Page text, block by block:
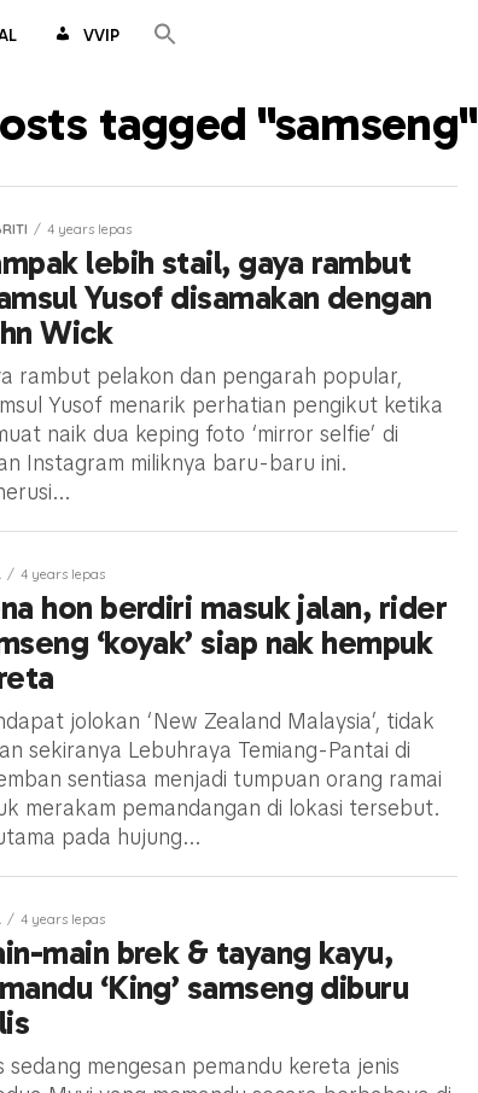
VVIP
tagged "samseng"
4 years lepas
lebih stail, gaya rambut
Yusof disamakan dengan
Wick
rambut pelakon dan pengarah popular,
Yusof menarik perhatian pengikut ketika
naik dua keping foto ‘mirror selfie’ di
Instagram miliknya baru-baru ini.
4 years lepas
hon berdiri masuk jalan, rider
‘koyak’ siap nak hempuk
jolokan ‘New Zealand Malaysia’, tidak
sekiranya Lebuhraya Temiang-Pantai di
sentiasa menjadi tumpuan orang ramai
merakam pemandangan di lokasi tersebut.
pada hujung...
4 years lepas
main brek & tayang kayu,
‘King’ samseng diburu
sedang mengesan pemandu kereta jenis